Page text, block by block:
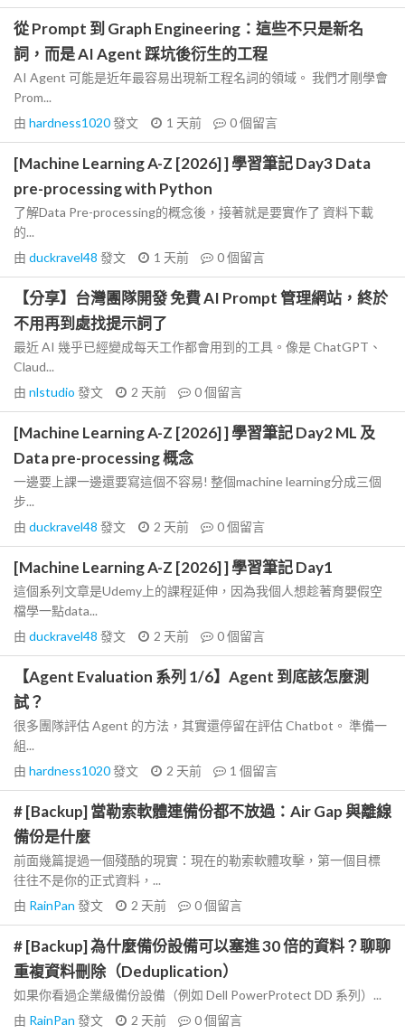
從 Prompt 到 Graph Engineering：這些不只是新名
詞，而是 AI Agent 踩坑後衍生的工程
AI Agent 可能是近年最容易出現新工程名詞的領域。 我們才剛學會
Prom...
由 hardness1020發文 1 天前 0個留言
[Machine Learning A-Z [2026] ] 學習筆記 Day3 Data
pre-processing with Python
了解Data Pre-processing的概念後，接著就是要實作了 資料下載
的...
由 duckravel48 發文 1 天前 0個留言
【分享】台灣團隊開發 免費 AI Prompt 管理網站，終於
不用再到處找提示詞了
最近 AI 幾乎已經變成每天工作都會用到的工具。像是 ChatGPT、
Claud...
由 nlstudio 發文 2 天前 0個留言
[Machine Learning A-Z [2026] ] 學習筆記 Day2 ML 及
Data pre-processing 概念
一邊要上課一邊還要寫這個不容易! 整個machine learning分成三個
步...
由 duckravel48 發文 2 天前 0個留言
[Machine Learning A-Z [2026] ] 學習筆記 Day1
這個系列文章是Udemy上的課程延伸，因為我個人想趁著育嬰假空
檔學一點data...
由 duckravel48 發文 2 天前 0個留言
【Agent Evaluation 系列 1/6】Agent 到底該怎麼測
試？
很多團隊評估 Agent 的方法，其實還停留在評估 Chatbot。 準備一
組...
由 hardness1020發文 2 天前 1 個留言
# [Backup] 當勒索軟體連備份都不放過：Air Gap 與離線
備份是什麼
前面幾篇提過一個殘酷的現實：現在的勒索軟體攻擊，第一個目標
往往不是你的正式資料，...
由 RainPan 發文 2 天前 0個留言
# [Backup] 為什麼備份設備可以塞進 30 倍的資料？聊聊
重複資料刪除（Deduplication）
如果你看過企業級備份設備（例如 Dell PowerProtect DD 系列）...
由 RainPan 發文 2 天前 0個留言